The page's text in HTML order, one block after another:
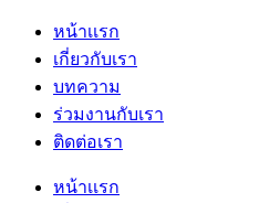
หน้าเเรก
เกี่ยวกับเรา
บทความ
ร่วมงานกับเรา
ติดต่อเรา
หน้าเเรก